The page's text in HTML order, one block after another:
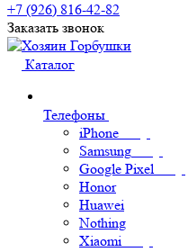
+7 (926) 816-42-82
Заказать звонок
Каталог
Телефоны
iPhone
Samsung
Google Pixel
Honor
Huawei
Nothing
Xiaomi